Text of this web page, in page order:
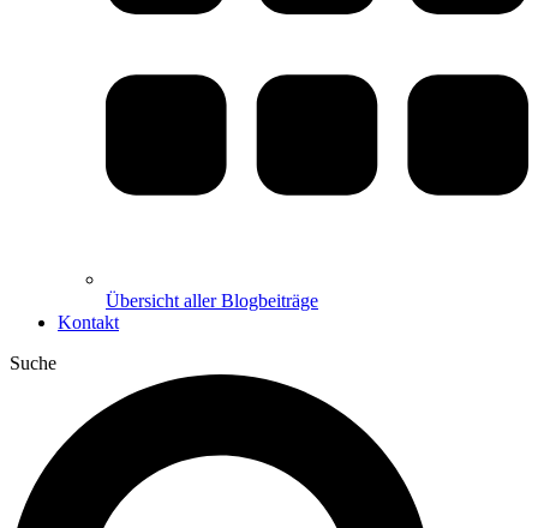
Übersicht aller Blogbeiträge
Kontakt
Suche